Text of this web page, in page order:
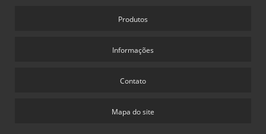
Produtos
Informações
Contato
Mapa do site